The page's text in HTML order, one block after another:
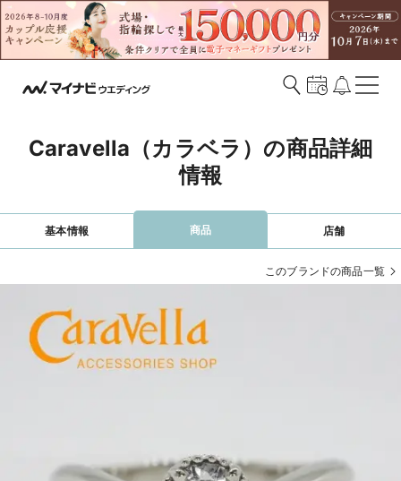
Caravella（カラベラ）の商品詳細
情報
基本情報 商品 店舗
このブランドの商品一覧